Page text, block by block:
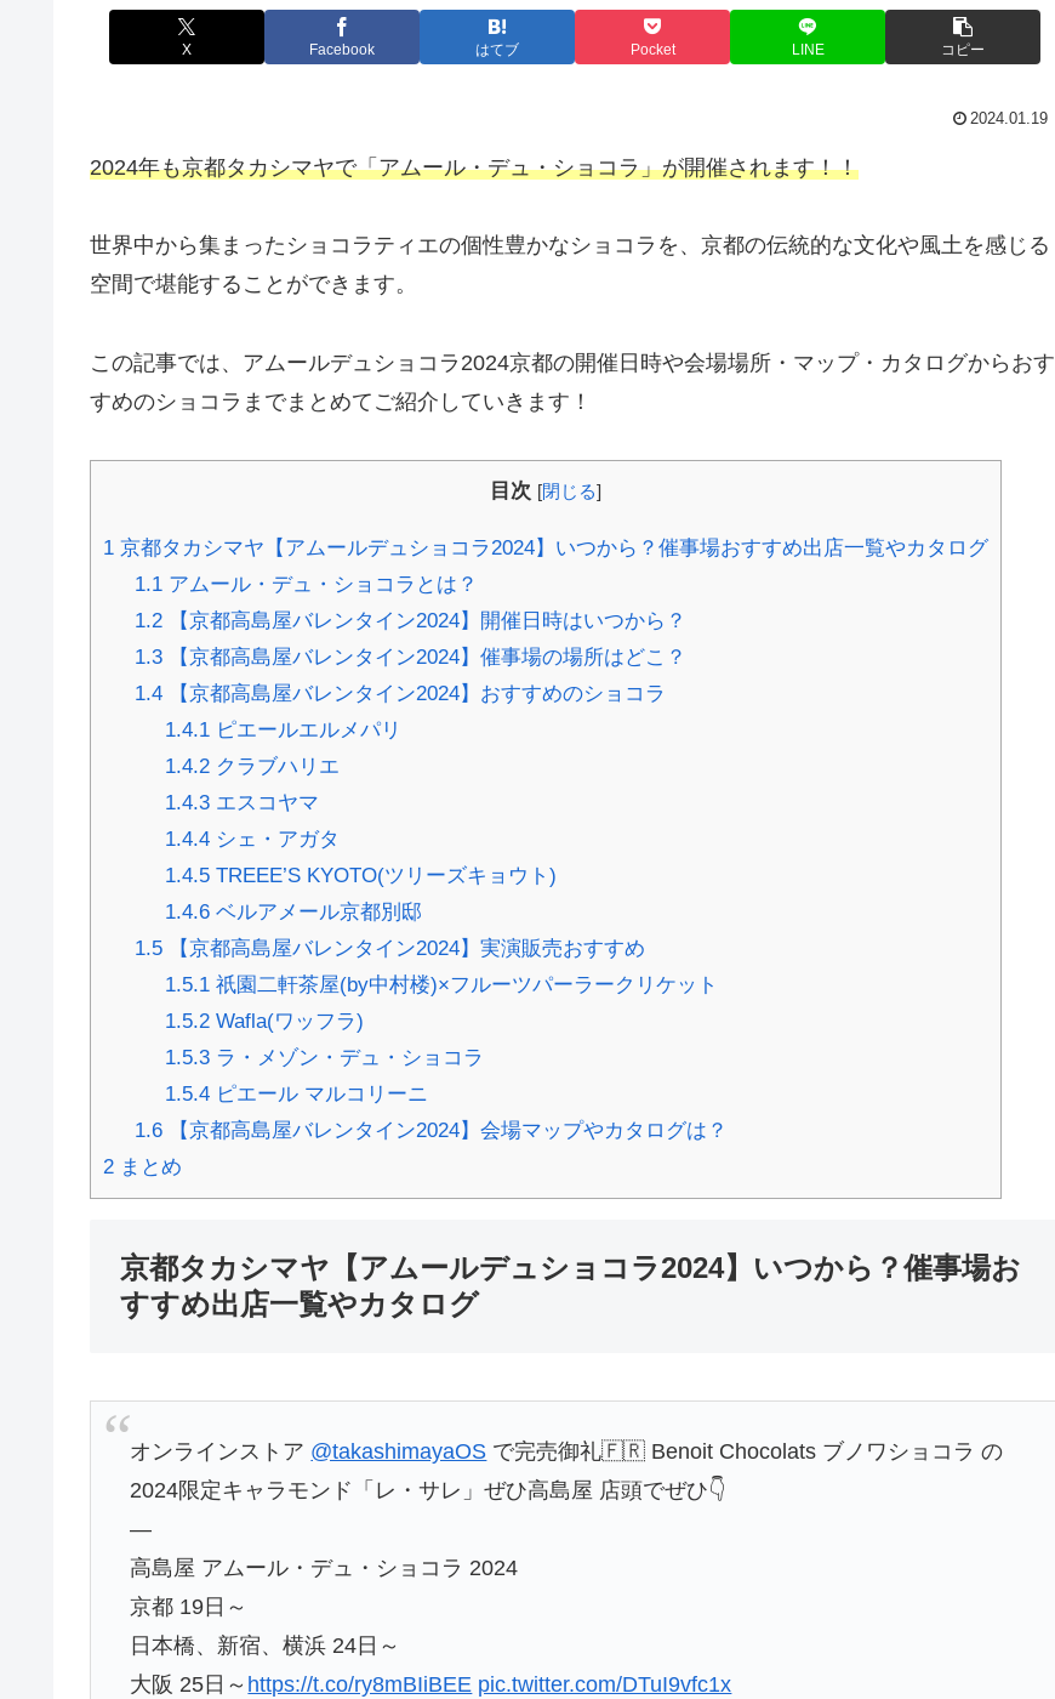
X Facebook はてブ Pocket LINE コピー
2024.01.19
2024年も京都タカシマヤで「アムール・デュ・ショコラ」が開催されます！！
世界中から集まったショコラティエの個性豊かなショコラを、京都の伝統的な文化や風土を感じる
空間で堪能することができます。
この記事では、アムールデュショコラ2024京都の開催日時や会場場所・マップ・カタログからおす
すめのショコラまでまとめてご紹介していきます！
目次 [閉じる]
1 京都タカシマヤ【アムールデュショコラ2024】いつから？催事場おすすめ出店一覧やカタログ
1.1アムール・デュ・ショコラとは？
1.2【京都高島屋バレンタイン2024】開催日時はいつから？
1.3【京都高島屋バレンタイン2024】催事場の場所はどこ？
1.4【京都高島屋バレンタイン2024】おすすめのショコラ
1.4.1 ピエールエルメパリ
1.4.2 クラブハリエ
1.4.3 エスコヤマ
1.4.4 シェ・アガタ
1.4.5 TREEE’S KYOTO(ツリーズキョウト)
1.4.6 ベルアメール京都別邸
1.5【京都高島屋バレンタイン2024】実演販売おすすめ
1.5.1 祇園二軒茶屋(by中村楼)×フルーツパーラークリケット
1.5.2 Wafla(ワッフラ)
1.5.3 ラ・メゾン・デュ・ショコラ
1.5.4 ピエール マルコリーニ
1.6【京都高島屋バレンタイン2024】会場マップやカタログは？
2 まとめ
京都タカシマヤ【アムールデュショコラ2024】いつから？催事場お
すすめ出店一覧やカタログ
オンラインストア @takashimayaOS で完売御礼🇫🇷 Benoit Chocolats ブノワショコラ の
2024限定キャラモンド「レ・サレ」ぜひ高島屋 店頭でぜひ👇
—
高島屋 アムール・デュ・ショコラ 2024
京都 19日～
日本橋、新宿、横浜 24日～
大阪 25日～ https://t.co/ry8mBIiBEE pic.twitter.com/DTuI9vfc1x